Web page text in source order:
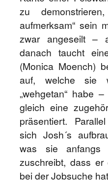
zu
aufmerksam“ sein
zwar angeseilt –
danach taucht
(Monica Moench)
auf, welche sie
„wehgetan“ habe
gleich eine
präsentiert.
sich Josh´s
was sie anfangs
zuschreibt, dass er
bei der Jobsuche